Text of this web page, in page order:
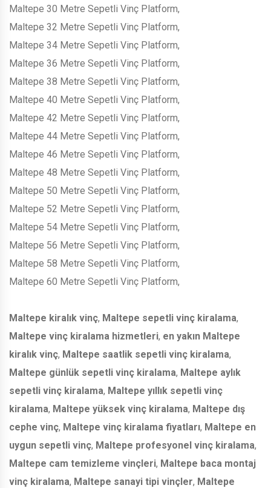
Maltepe 30 Metre Sepetli Vinç Platform,
Maltepe 32 Metre Sepetli Vinç Platform,
Maltepe 34 Metre Sepetli Vinç Platform,
Maltepe 36 Metre Sepetli Vinç Platform,
Maltepe 38 Metre Sepetli Vinç Platform,
Maltepe 40 Metre Sepetli Vinç Platform,
Maltepe 42 Metre Sepetli Vinç Platform,
Maltepe 44 Metre Sepetli Vinç Platform,
Maltepe 46 Metre Sepetli Vinç Platform,
Maltepe 48 Metre Sepetli Vinç Platform,
Maltepe 50 Metre Sepetli Vinç Platform,
Maltepe 52 Metre Sepetli Vinç Platform,
Maltepe 54 Metre Sepetli Vinç Platform,
Maltepe 56 Metre Sepetli Vinç Platform,
Maltepe 58 Metre Sepetli Vinç Platform,
Maltepe 60 Metre Sepetli Vinç Platform,
Maltepe kiralık vinç, Maltepe sepetli vinç kiralama,
Maltepe vinç kiralama hizmetleri, en yakın Maltepe
kiralık vinç, Maltepe saatlik sepetli vinç kiralama,
Maltepe günlük sepetli vinç kiralama, Maltepe aylık
sepetli vinç kiralama, Maltepe yıllık sepetli vinç
kiralama, Maltepe yüksek vinç kiralama, Maltepe dış
cephe vinç, Maltepe vinç kiralama fiyatları, Maltepe en
uygun sepetli vinç, Maltepe profesyonel vinç kiralama,
Maltepe cam temizleme vinçleri, Maltepe baca montaj
vinç kiralama, Maltepe sanayi tipi vinçler, Maltepe